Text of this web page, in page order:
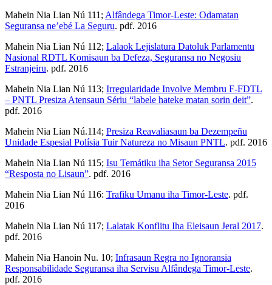
Mahein Nia Lian Nú 111; Alfândega Timor-Leste: Odamatan
Seguransa ne’ebé La Seguru. pdf. 2016
Mahein Nia Lian Nú 112; Lalaok Lejislatura Datoluk Parlamentu
Nasional RDTL Komisaun ba Defeza, Seguransa no Negosiu
Estranjeiru. pdf. 2016
Mahein Nia Lian Nú 113; Irregularidade Involve Membru F-FDTL
– PNTL Presiza Atensaun Sériu “labele hateke matan sorin deit”.
pdf. 2016
Mahein Nia Lian Nú.114; Presiza Reavaliasaun ba Dezempeñu
Unidade Espesial Polísia Tuir Natureza no Misaun PNTL. pdf. 2016
Mahein Nia Lian Nú 115; Isu Temátiku iha Setor Seguransa 2015
“Resposta no Lisaun”. pdf. 2016
Mahein Nia Lian Nú 116: Trafiku Umanu iha Timor-Leste. pdf.
2016
Mahein Nia Lian Nú 117; Lalatak Konflitu Iha Eleisaun Jeral 2017.
pdf. 2016
Mahein Nia Hanoin Nu. 10; Infrasaun Regra no Ignoransia
Responsabilidade Seguransa iha Servisu Alfândega Timor-Leste.
pdf. 2016